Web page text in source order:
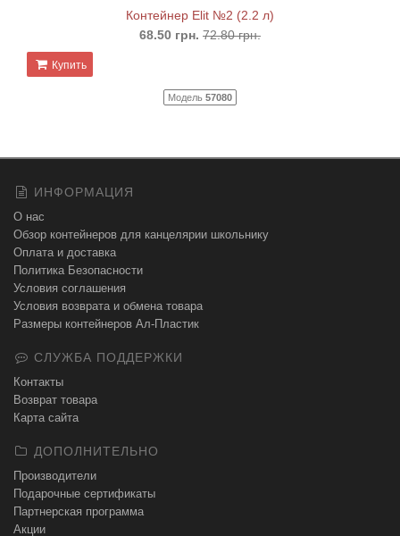
Контейнер Elit №2 (2.2 л)
68.50 грн. 72.80 грн.
Купить
Модель 57080
ИНФОРМАЦИЯ
О нас
Обзор контейнеров для канцелярии школьнику
Оплата и доставка
Политика Безопасности
Условия соглашения
Условия возврата и обмена товара
Размеры контейнеров Ал-Пластик
СЛУЖБА ПОДДЕРЖКИ
Контакты
Возврат товара
Карта сайта
ДОПОЛНИТЕЛЬНО
Производители
Подарочные сертификаты
Партнерская программа
Акции